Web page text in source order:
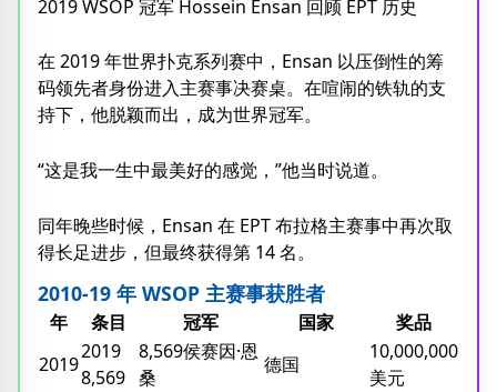
2019 WSOP 冠军 Hossein Ensan 回顾 EPT 历史
在 2019 年世界扑克系列赛中，Ensan 以压倒性的筹
码领先者身份进入主赛事决赛桌。在喧闹的铁轨的支
持下，他脱颖而出，成为世界冠军。
“这是我一生中最美好的感觉，”他当时说道。
同年晚些时候，Ensan 在 EPT 布拉格主赛事中再次取
得长足进步，但最终获得第 14 名。
2010-19 年 WSOP 主赛事获胜者
年 条目 冠军 国家
奖品
2019
2019
8,569
8,569侯赛因·恩
桑
德国
10,000,000
美元